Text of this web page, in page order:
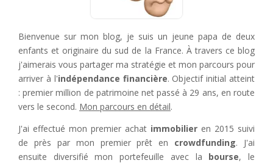
Bienvenue sur mon blog, je suis un jeune papa de deux
enfants et originaire du sud de la France. À travers ce blog
j'aimerais vous partager ma stratégie et mon parcours pour
arriver à l'indépendance financière. Objectif initial atteint
: premier million de patrimoine net passé à 29 ans, en route
vers le second. Mon parcours en détail.
J'ai effectué mon premier achat immobilier en 2015 suivi
de près par mon premier prêt en crowdfunding. J'ai
ensuite diversifié mon portefeuille avec la bourse, le